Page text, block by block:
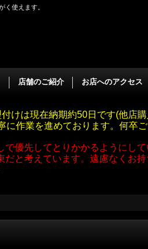
く使えます。
店舗のご紹介 お店へのアクセス
けは現在納期約50日です(他店
作業を進めております。何卒ご
優先してとりかかるようにして
と考えています。遠慮なくお持